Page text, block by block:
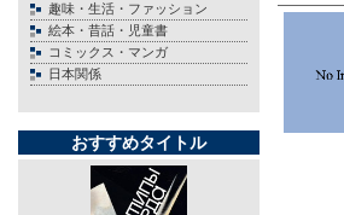
趣味・生活・ファッション
絵本・昔話・児童書
コミックス・マンガ
日本関係
おすすめタイトル